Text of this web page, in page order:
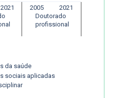
2021 2005
2021
Doutorado
profissional
da saúde
sociais aplicadas